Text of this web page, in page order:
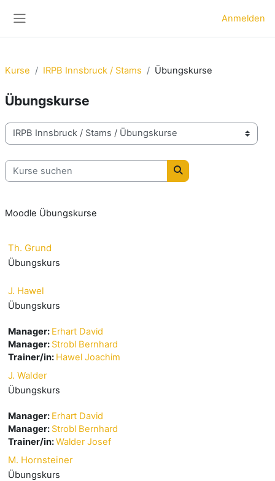
Anmelden
Kurse IRPB Innsbruck / Stams Übungskurse
Übungskurse
Kursbereiche
Kurse suchen
Kurse suchen
Moodle Übungskurse
Th. Grund
Übungskurs
J. Hawel
Übungskurs
Manager: Erhart David
Manager: Strobl Bernhard
Trainer/in: Hawel Joachim
J. Walder
Übungskurs
Manager: Erhart David
Manager: Strobl Bernhard
Trainer/in:Walder Josef
M. Hornsteiner
Übungskurs